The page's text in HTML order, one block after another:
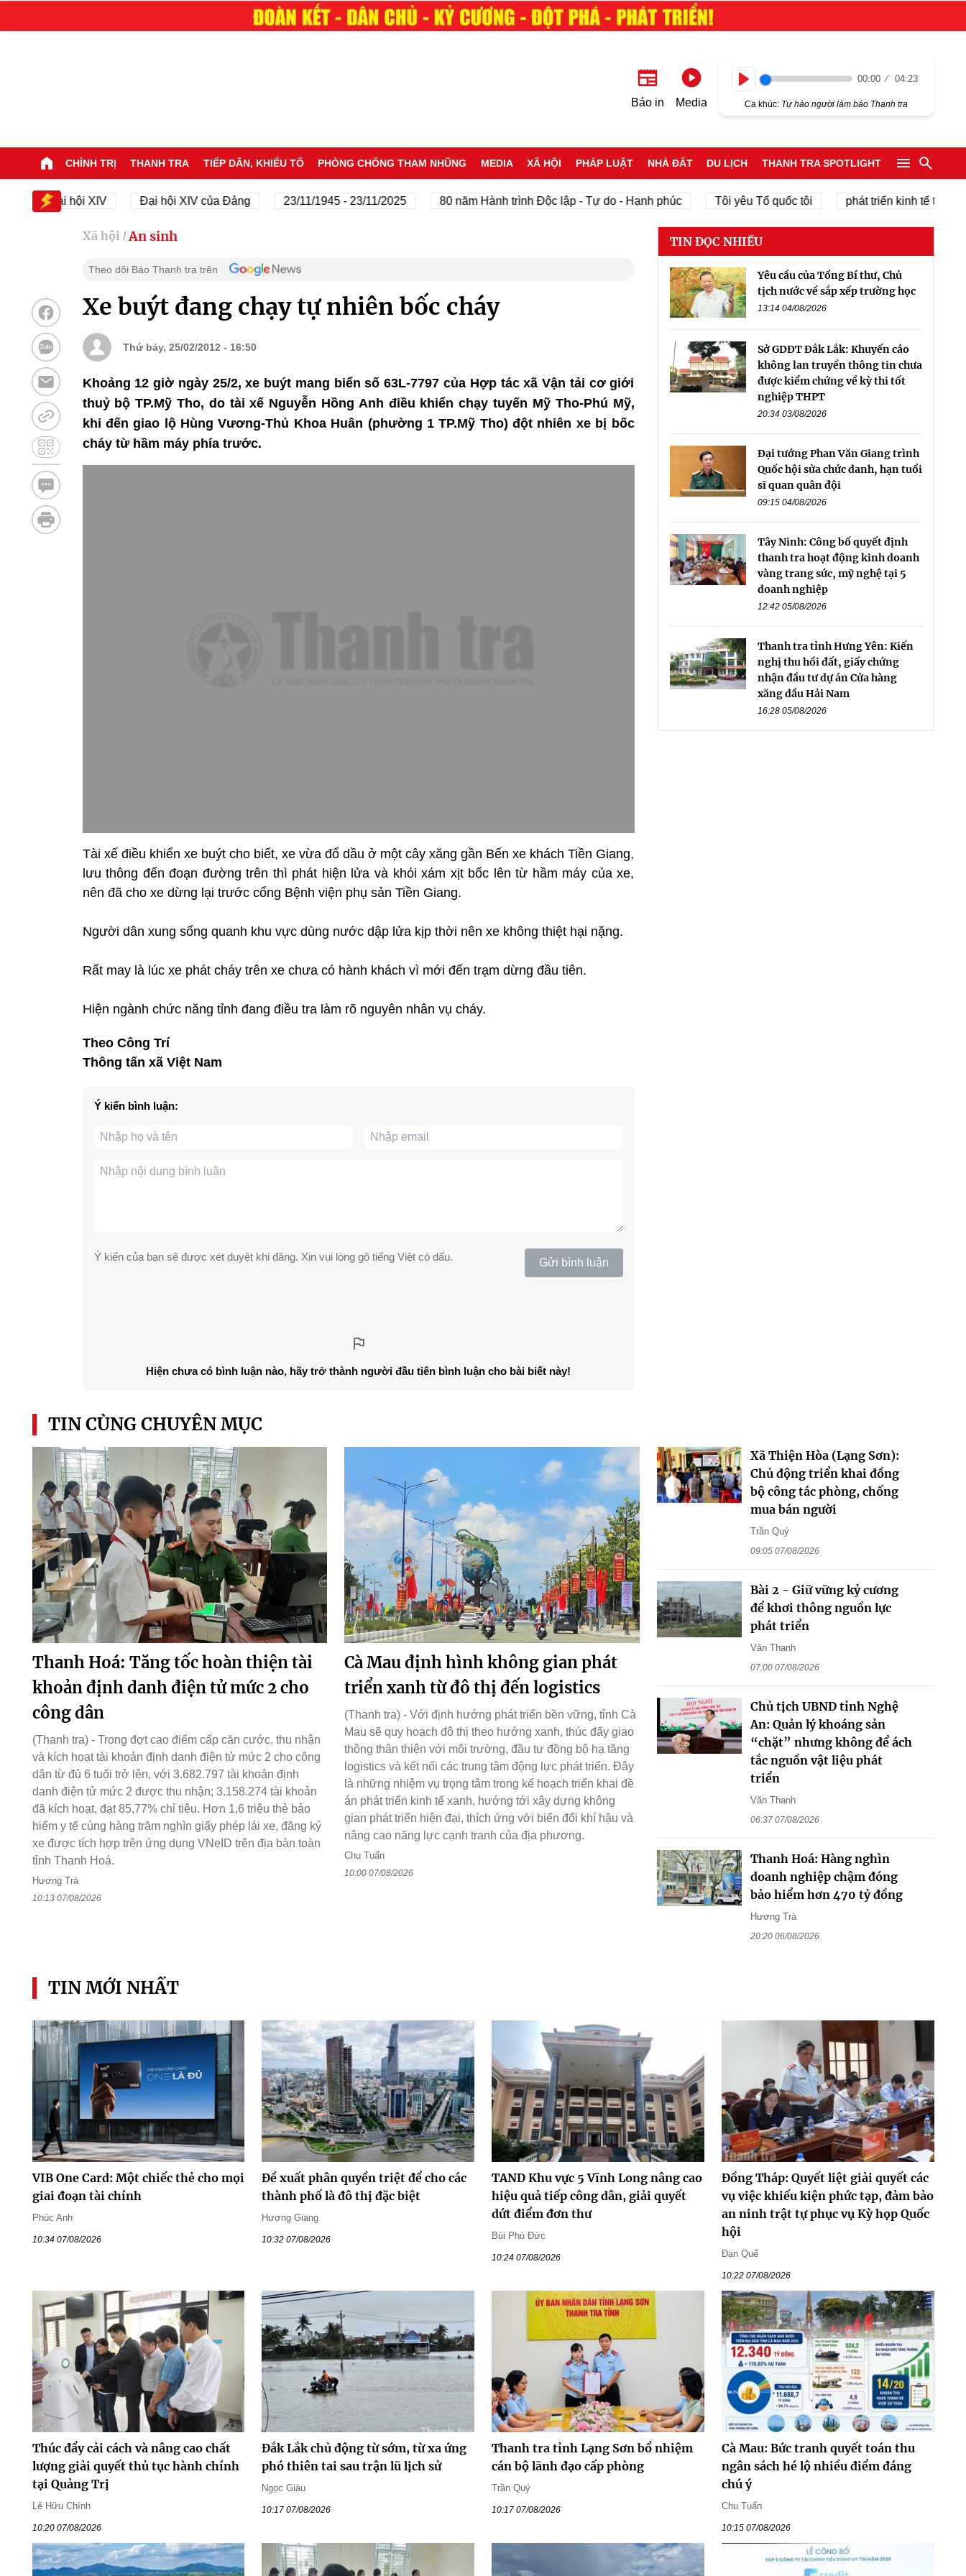
Báo in Media
00:00 04:23
Ca khúc: Tự hào người làm báo Thanh tra
CHÍNH TRỊ THANH TRA TIẾP DÂN, KHIẾU TỐ PHÒNG CHỐNG THAM NHŨNG MEDIA XÃ HỘI PHÁP LUẬT NHÀ ĐẤT DU LỊCH THANH TRA SPOTLIGHT
Đại hội XIV Đại hội XIV của Đảng 23/11/1945 - 23/11/2025 80 năm Hành trình Độc lập - Tự do - Hạnh phúc Tôi yêu Tổ quốc tôi phát triển kinh tế tư nhân
Xã hội / An sinh
Theo dõi Báo Thanh tra trên
Xe buýt đang chạy tự nhiên bốc cháy
Thứ bảy, 25/02/2012 - 16:50
Khoảng 12 giờ ngày 25/2, xe buýt mang biển số 63L-7797 của Hợp tác xã Vận tải cơ giới
thuỷ bộ TP.Mỹ Tho, do tài xế Nguyễn Hồng Anh điều khiển chạy tuyến Mỹ Tho-Phú Mỹ,
khi đến giao lộ Hùng Vương-Thủ Khoa Huân (phường 1 TP.Mỹ Tho) đột nhiên xe bị bốc
cháy từ hầm máy phía trước.
Tài xế điều khiển xe buýt cho biết, xe vừa đổ dầu ở một cây xăng gần Bến xe khách Tiền Giang,
lưu thông đến đoạn đường trên thì phát hiện lửa và khói xám xịt bốc lên từ hầm máy của xe,
nên đã cho xe dừng lại trước cổng Bệnh viện phụ sản Tiền Giang.
Người dân xung sống quanh khu vực dùng nước dập lửa kịp thời nên xe không thiệt hại nặng.
Rất may là lúc xe phát cháy trên xe chưa có hành khách vì mới đến trạm dừng đầu tiên.
Hiện ngành chức năng tỉnh đang điều tra làm rõ nguyên nhân vụ cháy.
Theo Công Trí
Thông tấn xã Việt Nam
Ý kiến bình luận:
Ý kiến của bạn sẽ được xét duyệt khi đăng. Xin vui lòng gõ tiếng Việt có dấu. Gửi bình luận
Hiện chưa có bình luận nào, hãy trở thành người đầu tiên bình luận cho bài biết này!
TIN ĐỌC NHIỀU
Yêu cầu của Tổng Bí thư, Chủ
tịch nước về sắp xếp trường học
13:14 04/08/2026
Sở GDĐT Đắk Lắk: Khuyến cáo
không lan truyền thông tin chưa
được kiểm chứng về kỳ thi tốt
nghiệp THPT
20:34 03/08/2026
Đại tướng Phan Văn Giang trình
Quốc hội sửa chức danh, hạn tuổi
sĩ quan quân đội
09:15 04/08/2026
Tây Ninh: Công bố quyết định
thanh tra hoạt động kinh doanh
vàng trang sức, mỹ nghệ tại 5
doanh nghiệp
12:42 05/08/2026
Thanh tra tỉnh Hưng Yên: Kiến
nghị thu hồi đất, giấy chứng
nhận đầu tư dự án Cửa hàng
xăng dầu Hải Nam
16:28 05/08/2026
TIN CÙNG CHUYÊN MỤC
Thanh Hoá: Tăng tốc hoàn thiện tài
khoản định danh điện tử mức 2 cho
công dân
(Thanh tra) - Trong đợt cao điểm cấp căn cước, thu nhận
và kích hoạt tài khoản định danh điện tử mức 2 cho công
dân từ đủ 6 tuổi trở lên, với 3.682.797 tài khoản định
danh điện tử mức 2 được thu nhận; 3.158.274 tài khoản
đã kích hoạt, đạt 85,77% chỉ tiêu. Hơn 1,6 triệu thẻ bảo
hiểm y tế cùng hàng trăm nghìn giấy phép lái xe, đăng ký
xe được tích hợp trên ứng dụng VNeID trên địa bàn toàn
tỉnh Thanh Hoá.
Hương Trà
10:13 07/08/2026
Cà Mau định hình không gian phát
triển xanh từ đô thị đến logistics
(Thanh tra) - Với định hướng phát triển bền vững, tỉnh Cà
Mau sẽ quy hoạch đô thị theo hướng xanh, thúc đẩy giao
thông thân thiện với môi trường, đầu tư đồng bộ hạ tầng
logistics và kết nối các trung tâm động lực phát triển. Đây
là những nhiệm vụ trọng tâm trong kế hoạch triển khai đề
án phát triển kinh tế xanh, hướng tới xây dựng không
gian phát triển hiện đại, thích ứng với biến đổi khí hậu và
nâng cao năng lực cạnh tranh của địa phương.
Chu Tuấn
10:00 07/08/2026
Xã Thiện Hòa (Lạng Sơn):
Chủ động triển khai đồng
bộ công tác phòng, chống
mua bán người
Trần Quý
09:05 07/08/2026
Bài 2 - Giữ vững kỷ cương
để khơi thông nguồn lực
phát triển
Văn Thanh
07:00 07/08/2026
Chủ tịch UBND tỉnh Nghệ
An: Quản lý khoáng sản
“chặt” nhưng không để ách
tắc nguồn vật liệu phát
triển
Văn Thanh
06:37 07/08/2026
Thanh Hoá: Hàng nghìn
doanh nghiệp chậm đóng
bảo hiểm hơn 470 tỷ đồng
Hương Trà
20:20 06/08/2026
TIN MỚI NHẤT
VIB One Card: Một chiếc thẻ cho mọi
giai đoạn tài chính
Phúc Anh
10:34 07/08/2026
Đề xuất phân quyền triệt để cho các
thành phố là đô thị đặc biệt
Hương Giang
10:32 07/08/2026
TAND Khu vực 5 Vĩnh Long nâng cao
hiệu quả tiếp công dân, giải quyết
dứt điểm đơn thư
Bùi Phú Đức
10:24 07/08/2026
Đồng Tháp: Quyết liệt giải quyết các
vụ việc khiếu kiện phức tạp, đảm bảo
an ninh trật tự phục vụ Kỳ họp Quốc
hội
Đan Quế
10:22 07/08/2026
Thúc đẩy cải cách và nâng cao chất
lượng giải quyết thủ tục hành chính
tại Quảng Trị
Lê Hữu Chính
10:20 07/08/2026
Đắk Lắk chủ động từ sớm, từ xa ứng
phó thiên tai sau trận lũ lịch sử
Ngọc Giàu
10:17 07/08/2026
Thanh tra tỉnh Lạng Sơn bổ nhiệm
cán bộ lãnh đạo cấp phòng
Trần Quý
10:17 07/08/2026
Cà Mau: Bức tranh quyết toán thu
ngân sách hé lộ nhiều điểm đáng
chú ý
Chu Tuấn
10:15 07/08/2026